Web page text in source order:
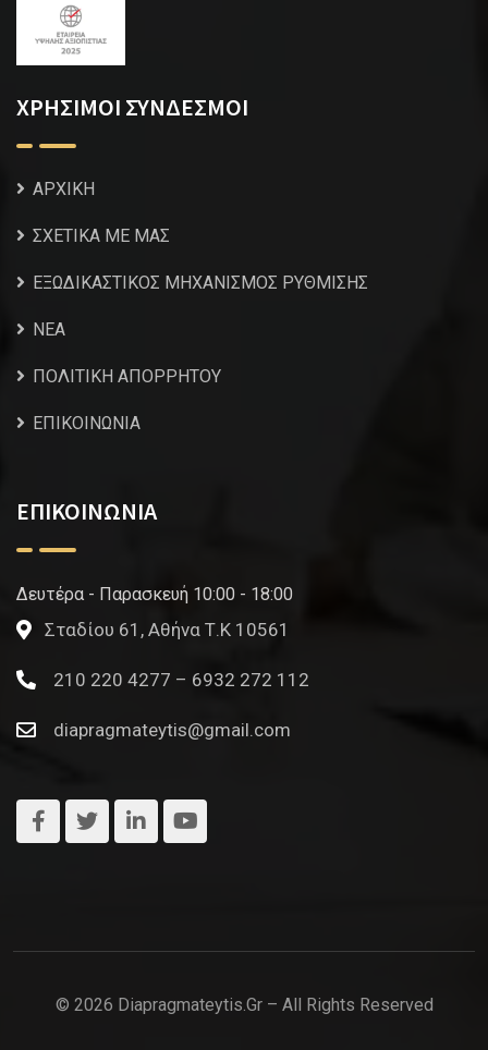
ΧΡΗΣΙΜΟΙ ΣΥΝΔΕΣΜΟΙ
ΑΡΧΙΚΗ
ΣΧΕΤΙΚΑ ΜΕ ΜΑΣ
ΕΞΩΔΙΚΑΣΤΙΚΟΣ ΜΗΧΑΝΙΣΜΟΣ ΡΥΘΜΙΣΗΣ
NEA
ΠΟΛΙΤΙΚΗ ΑΠΟΡΡΗΤΟΥ
ΕΠΙΚΟΙΝΩΝΙΑ
ΕΠΙΚΟΙΝΩΝΙΑ
Δευτέρα - Παρασκευή 10:00 - 18:00
Σταδίου 61, Αθήνα Τ.Κ 10561
210 220 4277 – 6932 272 112
diapragmateytis@gmail.com
© 2026 Diapragmateytis.gr – All Rights Reserved